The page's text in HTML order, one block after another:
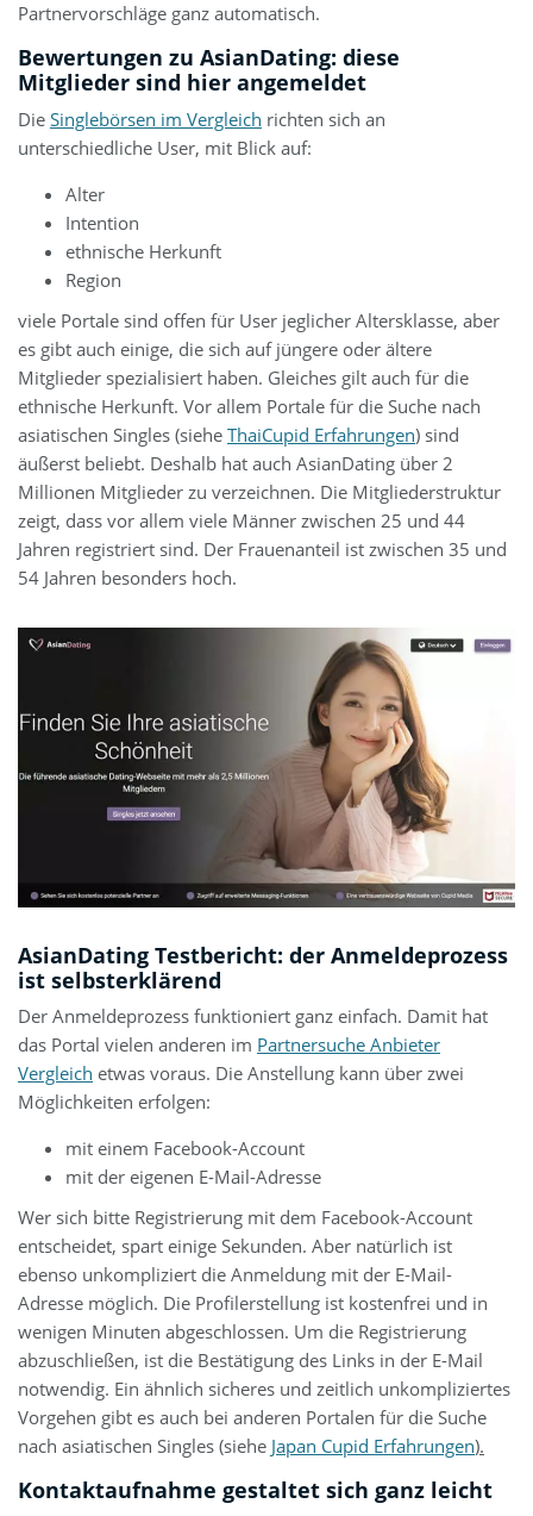
Partnervorschläge ganz automatisch.
Bewertungen zu AsianDating: diese
Mitglieder sind hier angemeldet
Die Singlebörsen im Vergleich richten sich an
unterschiedliche User, mit Blick auf:
Alter
Intention
ethnische Herkunft
Region
viele Portale sind offen für User jeglicher Altersklasse, aber
es gibt auch einige, die sich auf jüngere oder ältere
Mitglieder spezialisiert haben. Gleiches gilt auch für die
ethnische Herkunft. Vor allem Portale für die Suche nach
asiatischen Singles (siehe ThaiCupid Erfahrungen) sind
äußerst beliebt. Deshalb hat auch AsianDating über 2
Millionen Mitglieder zu verzeichnen. Die Mitgliederstruktur
zeigt, dass vor allem viele Männer zwischen 25 und 44
Jahren registriert sind. Der Frauenanteil ist zwischen 35 und
54 Jahren besonders hoch.
AsianDating Testbericht: der Anmeldeprozess
ist selbsterklärend
Der Anmeldeprozess funktioniert ganz einfach. Damit hat
das Portal vielen anderen im Partnersuche Anbieter
Vergleich etwas voraus. Die Anstellung kann über zwei
Möglichkeiten erfolgen:
mit einem Facebook-Account
mit der eigenen E-Mail-Adresse
Wer sich bitte Registrierung mit dem Facebook-Account
entscheidet, spart einige Sekunden. Aber natürlich ist
ebenso unkompliziert die Anmeldung mit der E-Mail-
Adresse möglich. Die Profilerstellung ist kostenfrei und in
wenigen Minuten abgeschlossen. Um die Registrierung
abzuschließen, ist die Bestätigung des Links in der E-Mail
notwendig. Ein ähnlich sicheres und zeitlich unkompliziertes
Vorgehen gibt es auch bei anderen Portalen für die Suche
nach asiatischen Singles (siehe Japan Cupid Erfahrungen).
Kontaktaufnahme gestaltet sich ganz leicht